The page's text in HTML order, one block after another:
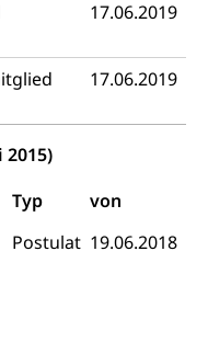
17.06.2019
17.06.2019
2015)
Typ von
Postulat 19.06.2018
und Bau, Schule
VVL
Mobil
Seeschifffahrt,